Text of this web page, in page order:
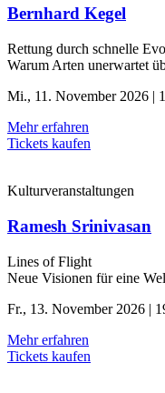
Bernhard Kegel
Rettung durch schnelle
Warum Arten unerwartet
Mi., 11. November 2026 |
Mehr erfahren
Tickets kaufen
Kulturveranstaltungen
Ramesh Srinivasan
Lines of Flight
Neue Visionen für eine
Fr., 13. November 2026 |
Mehr erfahren
Tickets kaufen